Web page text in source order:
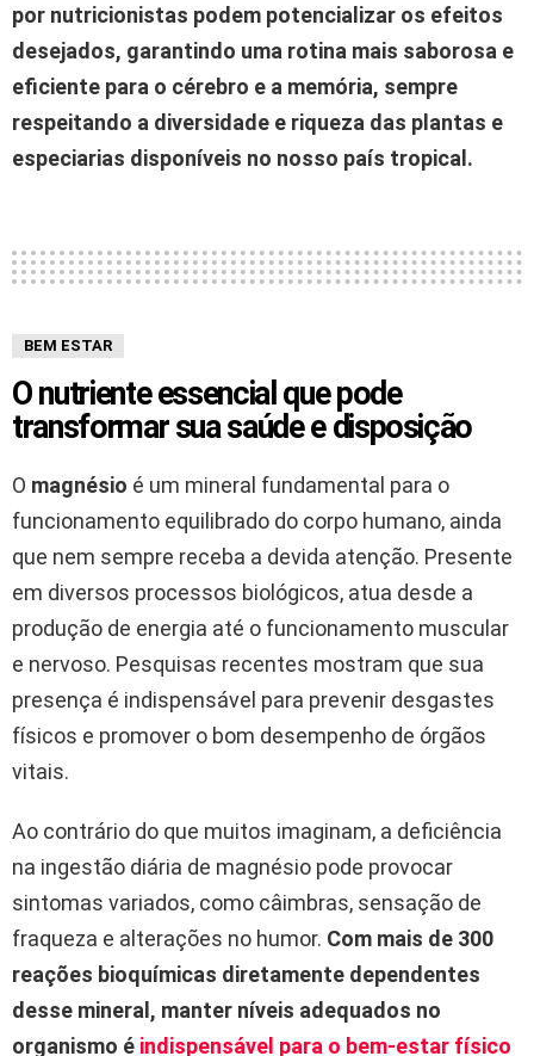
por nutricionistas podem potencializar os efeitos
desejados, garantindo uma rotina mais saborosa e
eficiente para o cérebro e a memória, sempre
respeitando a diversidade e riqueza das plantas e
especiarias disponíveis no nosso país tropical.
BEM ESTAR
O nutriente essencial que pode
transformar sua saúde e disposição
O magnésio é um mineral fundamental para o
funcionamento equilibrado do corpo humano, ainda
que nem sempre receba a devida atenção. Presente
em diversos processos biológicos, atua desde a
produção de energia até o funcionamento muscular
e nervoso. Pesquisas recentes mostram que sua
presença é indispensável para prevenir desgastes
físicos e promover o bom desempenho de órgãos
vitais.
Ao contrário do que muitos imaginam, a deficiência
na ingestão diária de magnésio pode provocar
sintomas variados, como câimbras, sensação de
fraqueza e alterações no humor. Com mais de 300
reações bioquímicas diretamente dependentes
desse mineral, manter níveis adequados no
organismo é indispensável para o bem-estar físico